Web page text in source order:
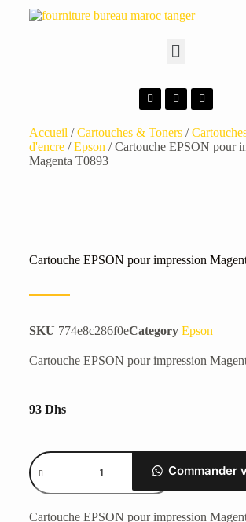
Accueil /Cartouches & Toners/
d'encre/Epson / Cartouche EPSON pour
Magenta T0893
Cartouche EPSON pour impression
SKU 774e8c286f0eCategory Epson
Cartouche EPSON pour impression
93 Dhs
Commander
Cartouche EPSON pour impression